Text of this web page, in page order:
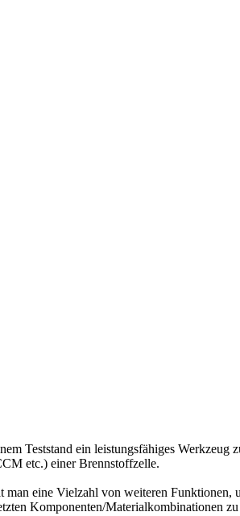
Teststand ein leistungsfähiges
etc.) einer Brennstoffzelle.
man eine Vielzahl von weiteren Funktionen,
Komponenten/Materialkombinationen